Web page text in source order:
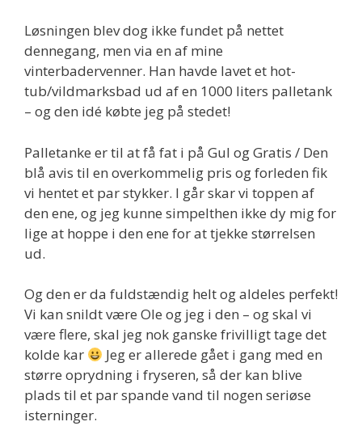
Løsningen blev dog ikke fundet på nettet
dennegang, men via en af mine
vinterbadervenner. Han havde lavet et hot-
tub/vildmarksbad ud af en 1000 liters palletank
– og den idé købte jeg på stedet!
Palletanke er til at få fat i på Gul og Gratis / Den
blå avis til en overkommelig pris og forleden fik
vi hentet et par stykker. I går skar vi toppen af
den ene, og jeg kunne simpelthen ikke dy mig for
lige at hoppe i den ene for at tjekke størrelsen
ud.
Og den er da fuldstændig helt og aldeles perfekt!
Vi kan snildt være Ole og jeg i den – og skal vi
være flere, skal jeg nok ganske frivilligt tage det
kolde kar
Jeg er allerede gået i gang med en
større oprydning i fryseren, så der kan blive
plads til et par spande vand til nogen seriøse
isterninger.